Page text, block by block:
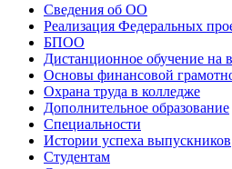
Сведения об ОО
Реализация Федеральных
БПОО
Дистанционное обучение на
Основы финансовой
Охрана труда в колледже
Дополнительное образование
Специальности
Истории успеха выпускников
Студентам